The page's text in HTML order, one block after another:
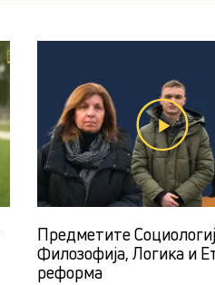
Предметите
Филозофија, Логика и
реформа